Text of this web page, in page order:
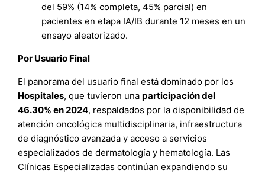
del 59% (14% completa, 45% parcial) en
pacientes en etapa IA/IB durante 12 meses en un
ensayo aleatorizado.
Por Usuario Final
El panorama del usuario final está dominado por los
Hospitales, que tuvieron una participación del
46.30% en 2024, respaldados por la disponibilidad de
atención oncológica multidisciplinaria, infraestructura
de diagnóstico avanzada y acceso a servicios
especializados de dermatología y hematología. Las
Clínicas Especializadas continúan expandiendo su